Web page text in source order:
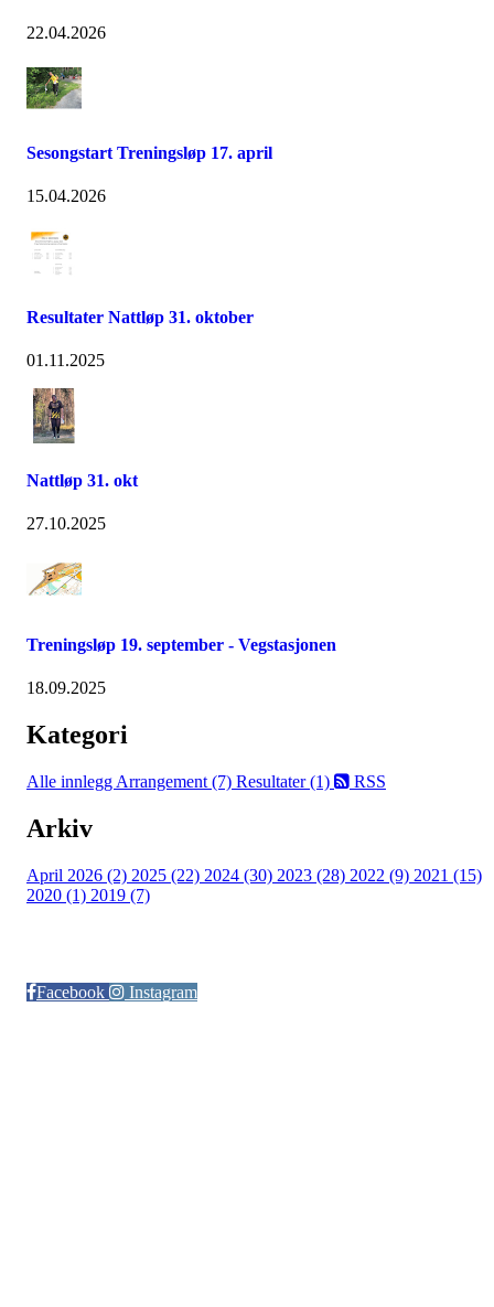
22.04.2026
Sesongstart Treningsløp 17. april
15.04.2026
Resultater Nattløp 31. oktober
01.11.2025
Nattløp 31. okt
27.10.2025
Treningsløp 19. september - Vegstasjonen
18.09.2025
Kategori
Alle innlegg Arrangement (7) Resultater (1) RSS
Arkiv
April 2026 (2) 2025 (22) 2024 (30) 2023 (28) 2022 (9) 2021 (15)
2020 (1) 2019 (7)
Facebook
Instagram